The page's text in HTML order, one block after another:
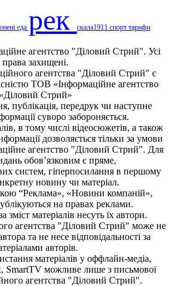
еда рек скала1911 спорт тарифи
агентство "Діловий Стрий". Усі
права захищені.
агентства "Діловий Стрий" є
ТОВ «Інформаційне агентство
«Діловий Стрий»
публiкацiя, передрук чи наступне
суворо забороняється.
в тому числі відеосюжетів, а також
дозволяється тільки за умови
агентство "Діловий Стрий". Для
обов’язковим є пряме,
систем, гіперпосилання в першому
новину чи матеріал.
“Реклама», «Новини компаній»,
на правах реклами.
зміст матеріалів несуть їх автори.
агентства "Діловий Стрий" може не
та не несе відповідальності за
авторів.
матеріалів у оффлайн-медіа,
SmartTV можливе лише з письмової
агентства "Діловий Стрий".